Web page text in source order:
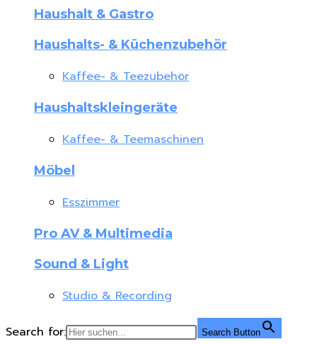
Haushalt & Gastro
Haushalts- & Küchenzubehör
Kaffee- & Teezubehör
Haushaltskleingeräte
Kaffee- & Teemaschinen
Möbel
Esszimmer
Pro AV & Multimedia
Sound & Light
Studio & Recording
Search for: Search Button